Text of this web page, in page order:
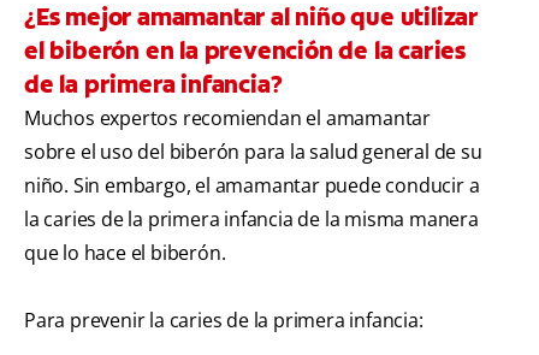
¿Es mejor amamantar al niño que utilizar
el biberón en la prevención de la caries
de la primera infancia?
Muchos expertos recomiendan el amamantar
sobre el uso del biberón para la salud general de su
niño. Sin embargo, el amamantar puede conducir a
la caries de la primera infancia de la misma manera
que lo hace el biberón.
Para prevenir la caries de la primera infancia: